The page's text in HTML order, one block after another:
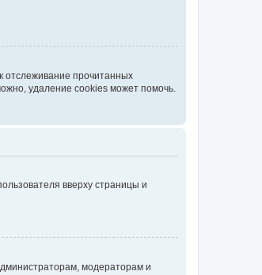
отслеживание прочитанных
удаление cookies может помочь.
вверху страницы и
модераторам и